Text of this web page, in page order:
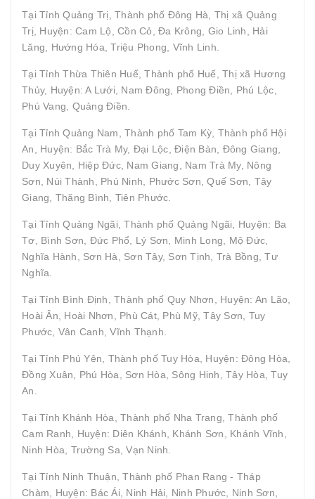
Tại Tỉnh Quảng Trị, Thành phố Đông Hà, Thị xã Quảng
Trị, Huyện: Cam Lộ, Cồn Cỏ, Đa Krông, Gio Linh, Hải
Lăng, Hướng Hóa, Triệu Phong, Vĩnh Linh.
Tại Tỉnh Thừa Thiên Huế, Thành phố Huế, Thị xã Hương
Thủy, Huyện: A Lưới, Nam Đông, Phong Điền, Phú Lộc,
Phú Vang, Quảng Điền.
Tại Tỉnh Quảng Nam, Thành phố Tam Kỳ, Thành phố Hội
An, Huyện: Bắc Trà My, Đại Lộc, Điện Bàn, Đông Giang,
Duy Xuyên, Hiệp Đức, Nam Giang, Nam Trà My, Nông
Sơn, Núi Thành, Phú Ninh, Phước Sơn, Quế Sơn, Tây
Giang, Thăng Bình, Tiên Phước.
Tại Tỉnh Quảng Ngãi, Thành phố Quảng Ngãi, Huyện: Ba
Tơ, Bình Sơn, Đức Phổ, Lý Sơn, Minh Long, Mộ Đức,
Nghĩa Hành, Sơn Hà, Sơn Tây, Sơn Tịnh, Trà Bồng, Tư
Nghĩa.
Tại Tỉnh Bình Định, Thành phố Quy Nhơn, Huyện: An Lão,
Hoài Ân, Hoài Nhơn, Phù Cát, Phù Mỹ, Tây Sơn, Tuy
Phước, Vân Canh, Vĩnh Thạnh.
Tại Tỉnh Phú Yên, Thành phố Tuy Hòa, Huyện: Đông Hòa,
Đồng Xuân, Phú Hòa, Sơn Hòa, Sông Hinh, Tây Hòa, Tuy
An.
Tại Tỉnh Khánh Hòa, Thành phố Nha Trang, Thành phố
Cam Ranh, Huyện: Diên Khánh, Khánh Sơn, Khánh Vĩnh,
Ninh Hòa, Trường Sa, Vạn Ninh.
Tại Tỉnh Ninh Thuận, Thành phố Phan Rang - Tháp
Chàm, Huyện: Bác Ái, Ninh Hải, Ninh Phước, Ninh Sơn,